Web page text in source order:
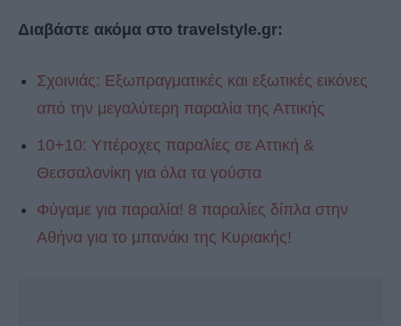
Διαβάστε ακόμα στο travelstyle.gr:
Σχοινιάς: Εξωπραγματικές και εξωτικές εικόνες
από την μεγαλύτερη παραλία της Αττικής
10+10: Υπέροχες παραλίες σε Αττική &
Θεσσαλονίκη για όλα τα γούστα
Φύγαμε για παραλία! 8 παραλίες δίπλα στην
Αθήνα για το μπανάκι της Κυριακής!